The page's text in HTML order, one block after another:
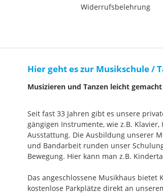
Widerrufsbelehrung
Hier geht es zur Musikschule /
Musizieren und Tanzen leicht
Seit fast 33 Jahren gibt es unsere
gängigen Instrumente, wie z.B.
Ausstattung. Die Ausbildung unserer
und Bandarbeit runden unser
Bewegung. Hier kann man z.B.
Das angeschlossene Musikhaus
kostenlose Parkplätze direkt an